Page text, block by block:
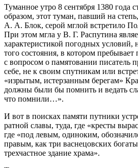
Туманное утро 8 сентября 1380 года
образом, этот туман, павший на
А. А. Блок, серой мглой встретило
При этом мгла у В. Г. Распутина
характеристикой погодных условий,
того состояния, в котором
с вопросом о памятовании писатель
себе, не к своим спутникам или
«изрытым, истерзанным берегам»
должны были бы помнить и ведать
что помнили…».
И вот в поисках памяти путники
ратной славы, туда, где «кресты
где «под левым, одиноким,
правым, как три васнецовских
трехчастное здание храма».